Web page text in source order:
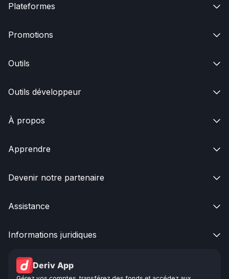
Plateformes 
Promotions 
Outils 
Outils développeur 
À propos 
Apprendre 
Devenir notre partenaire 
Assistance 
Informations juridiques 
Deriv App